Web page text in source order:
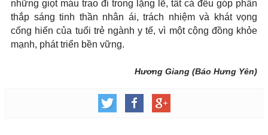
những giọt máu trao đi trong lặng lẽ, tất cả đều góp phần
thắp sáng tinh thần nhân ái, trách nhiệm và khát vọng
cống hiến của tuổi trẻ ngành y tế, vì một cộng đồng khỏe
mạnh, phát triển bền vững.
Hương Giang (Báo Hưng Yên)